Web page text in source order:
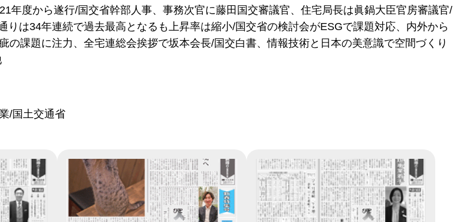
年度から遂行/国交省幹部人事、事務次官に藤田国交審議官、住宅局長は眞鍋大臣官房審議官/
りは34年連続で過去最高となるも上昇率は縮小/国交省の検討会がESGで課題対応、内外から
の課題に注力、全宅連総会挨拶で坂本会長/国交白書、情報技術と日本の美意識で空間づくり
/国土交通省